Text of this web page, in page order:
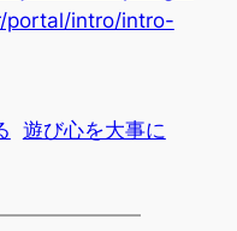
portal/intro/intro-
遊び心を大事に